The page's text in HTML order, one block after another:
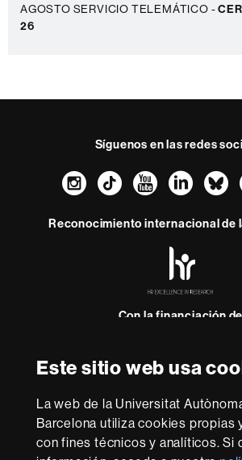
Este sitio web usa
La web de la Universitat
Barcelona utiliza cookies propias
con fines técnicos y analíticos. Si
AGOSTO SERVICIO TELEMÁTICO -
26
Síguenos en las redes
Instagram
TikTok
Reconocimiento internacional de
-
Con la financiación de
esta
web Aviso legal Protección de
Accesibilidad web